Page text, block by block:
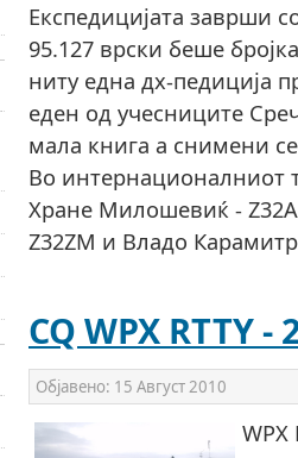
Експедицијата заврши
95.127 врски беше
ниту една дх-педиција
еден од учесниците
мала книга а снимени
Во интернационалниот
Хране Милошевиќ -
Z32ZM и Владо
CQ WPX RTTY -
Објавено: 15 Август 2010
WPX